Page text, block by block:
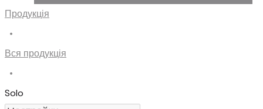
Продукція
•
Вся продукція
•
Solo